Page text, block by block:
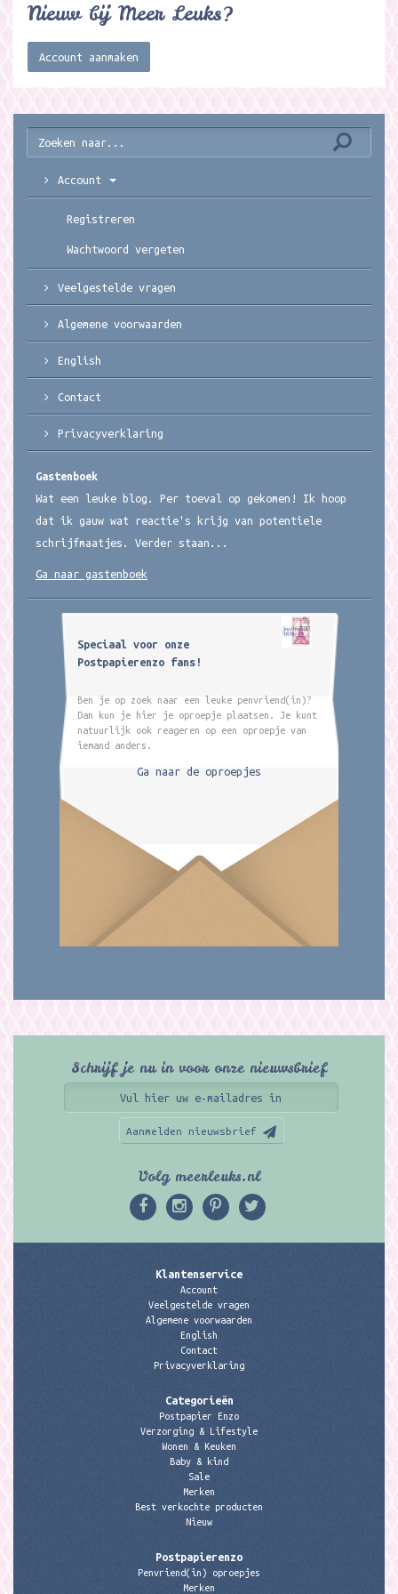
Nieuw bij Meer Leuks?
Account aanmaken
Account
Registreren
Wachtwoord vergeten
Veelgestelde vragen
Algemene voorwaarden
English
Contact
Privacyverklaring
Gastenboek
Wat een leuke blog. Per toeval op gekomen! Ik hoop
dat ik gauw wat reactie's krijg van potentiele
schrijfmaatjes. Verder staan...
Ga naar gastenboek
Speciaal voor onze
Postpapierenzo fans!
Ben je op zoek naar een leuke penvriend(in)?
Dan kun je hier je oproepje plaatsen. Je kunt
natuurlijk ook reageren op een oproepje van
iemand anders.
Ga naar de oproepjes
Schrijf je nu in voor onze nieuwsbrief
Aanmelden nieuwsbrief
Volg meerleuks.nl
Klantenservice
Account
Veelgestelde vragen
Algemene voorwaarden
English
Contact
Privacyverklaring
Categorieën
Postpapier Enzo
Verzorging & Lifestyle
Wonen & Keuken
Baby & kind
Sale
Merken
Best verkochte producten
Nieuw
Postpapierenzo
Penvriend(in) oproepjes
Merken